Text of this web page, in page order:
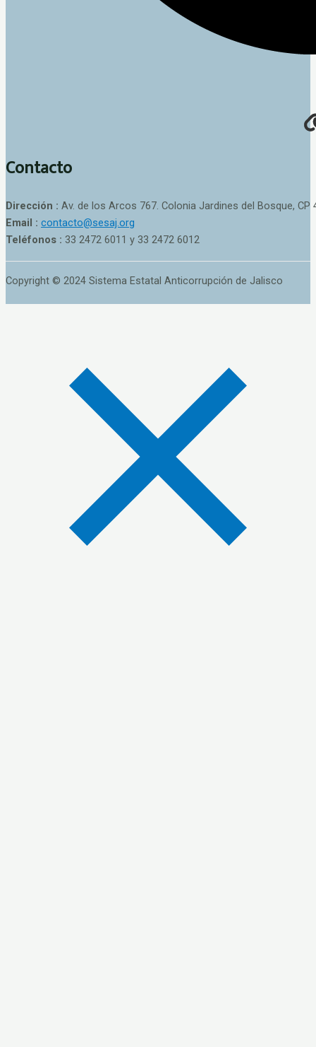
Contacto
Dirección : Av. de los Arcos 767. Colonia Jardines del Bosque, CP
Email : contacto@sesaj.org
Teléfonos : 33 2472 6011 y 33 2472 6012
Copyright © 2024 Sistema Estatal Anticorrupción de Jalisco